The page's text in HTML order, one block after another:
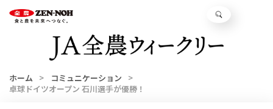
ホーム
コミュニケーション
卓球ドイツオープン 石川選手が優勝！